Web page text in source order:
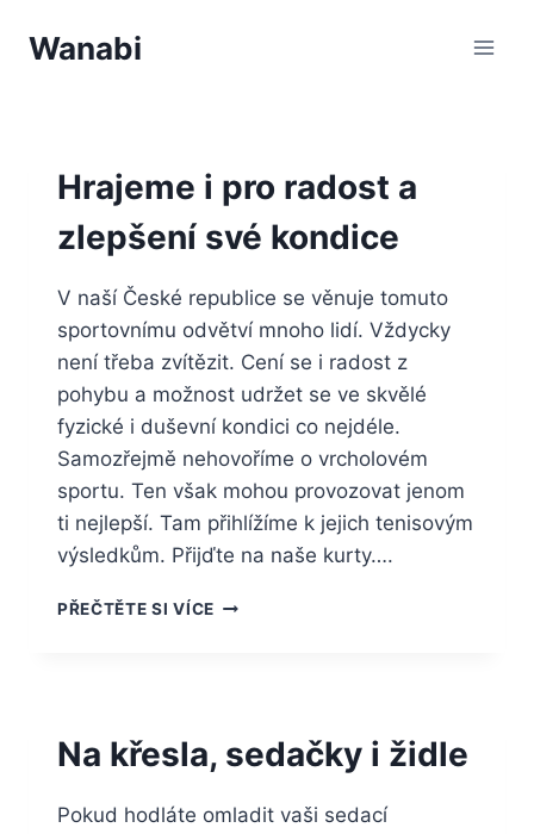
Wanabi
Hrajeme i pro radost a
zlepšení své kondice
V naší České republice se věnuje tomuto
sportovnímu odvětví mnoho lidí. Vždycky
není třeba zvítězit. Cení se i radost z
pohybu a možnost udržet se ve skvělé
fyzické i duševní kondici co nejdéle.
Samozřejmě nehovoříme o vrcholovém
sportu. Ten však mohou provozovat jenom
ti nejlepší. Tam přihlížíme k jejich tenisovým
výsledkům. Přijďte na naše kurty….
PŘEČTĚTE SI VÍCEHRAJEME
SVÉ
KONDICE
Na křesla, sedačky i židle
Pokud hodláte omladit vaši sedací